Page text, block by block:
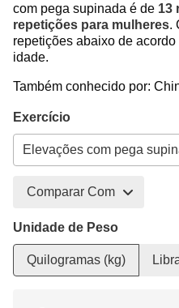
com pega supinada é de 13
repetições para mulheres.
repetições abaixo de
idade.
Também conhecido por:
Exercício
Comparar Com
Unidade de Peso
Quilogramas (kg)